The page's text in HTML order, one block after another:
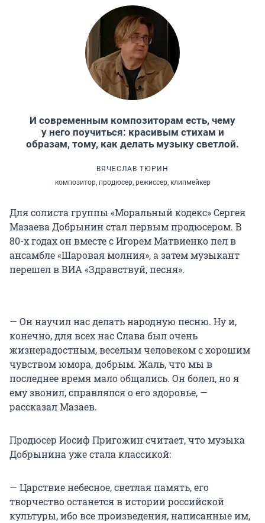
И современным композиторам есть, чему
у него поучиться: красивым стихам и
образам, тому, как делать музыку светлой.
ВЯЧЕСЛАВ ТЮРИН
композитор, продюсер, режиссер, клипмейкер
Для солиста группы «Моральный кодекс» Сергея
Мазаева Добрынин стал первым продюсером. В
80-х годах он вместе с Игорем Матвиенко пел в
ансамбле «Шаровая молния», а затем музыкант
перешел в ВИА «Здравствуй, песня».
— Он научил нас делать народную песню. Ну и,
конечно, для всех нас Слава был очень
жизнерадостным, веселым человеком с хорошим
чувством юмора, добрым. Жаль, что мы в
последнее время мало общались. Он болел, но я
ему звонил, справлялся о его здоровье, —
рассказал Мазаев.
Продюсер Иосиф Пригожин считает, что музыка
Добрынина уже стала классикой:
— Царствие небесное, светлая память, его
творчество останется в истории российской
культуры, ибо все произведения, написанные им,